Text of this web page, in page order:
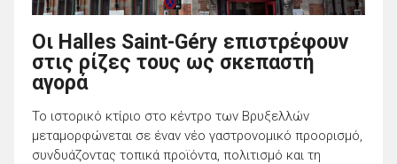
Οι Halles Saint-Géry επιστρέφουν
στις ρίζες τους ως σκεπαστή
αγορά
Το ιστορικό κτίριο στο κέντρο των Βρυξελλών
μεταμορφώνεται σε έναν νέο γαστρονομικό προορισμό,
συνδυάζοντας τοπικά προϊόντα, πολιτισμό και τη